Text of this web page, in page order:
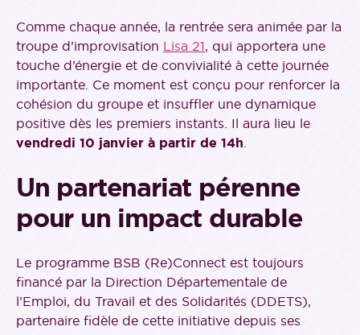
Comme chaque année, la rentrée sera animée par la
troupe d’improvisation Lisa 21, qui apportera une
touche d’énergie et de convivialité à cette journée
importante. Ce moment est conçu pour renforcer la
cohésion du groupe et insuffler une dynamique
positive dès les premiers instants. Il aura lieu le
vendredi 10 janvier à partir de 14h
Un partenariat pérenne
pour un impact durable
Le programme BSB (Re)Connect est toujours
financé par la Direction Départementale de
l’Emploi, du Travail et des Solidarités (DDETS),
partenaire fidèle de cette initiative depuis ses